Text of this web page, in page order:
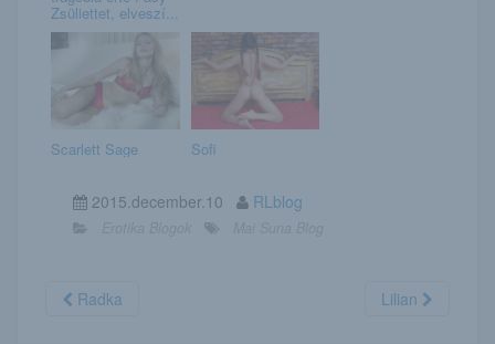
Zsüliettet, elveszí...
Scarlett Sage Sofi
2015.december.10 RLblog
Radka Lilian